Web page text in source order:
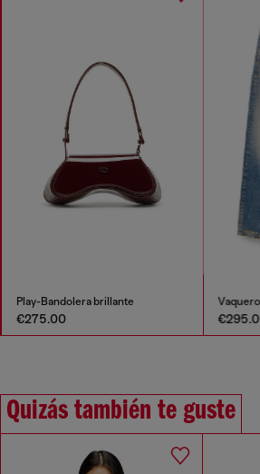
Play-Bandolera brillante
€275.00
Quizás también te guste